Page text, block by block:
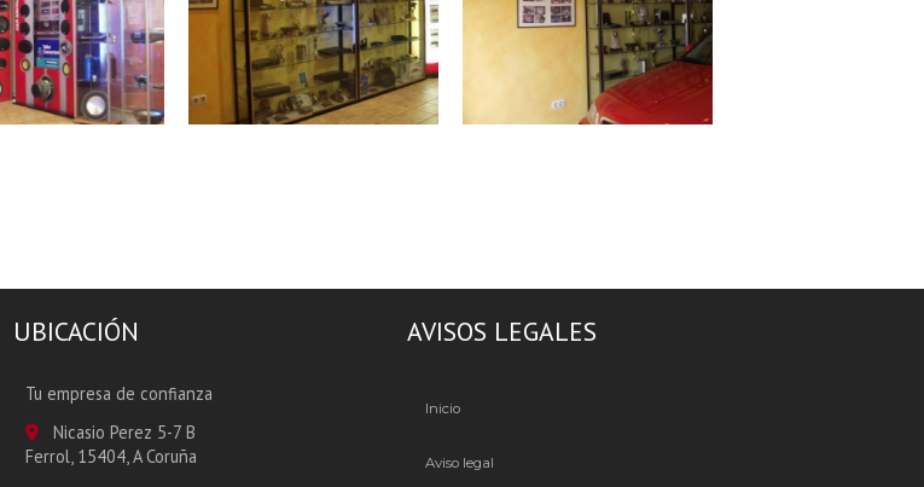
FERROL RADIOCAR FERROL RADIOCAR FERROL
UBICACIÓN
Tu empresa de confianza
Nicasio Perez 5-7 B
Ferrol, 15404,A Coruña
AVISOS LEGALES
Inicio
Aviso legal